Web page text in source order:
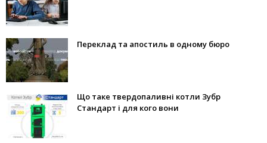
Переклад та апостиль в одному бюро
Що таке твердопаливні котли Зубр
Стандарт і для кого вони